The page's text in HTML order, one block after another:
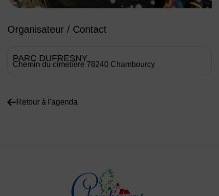
Organisateur / Contact
PARC DUFRESNY
Chemin du cimetière 78240 Chambourcy
Retour à l'agenda